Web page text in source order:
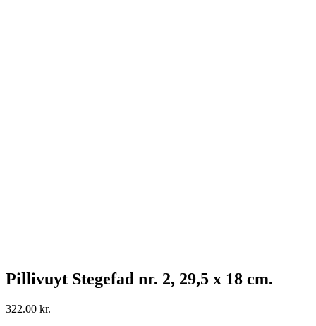
Pillivuyt Stegefad nr. 2, 29,5 x 18 cm.
322.00 kr.